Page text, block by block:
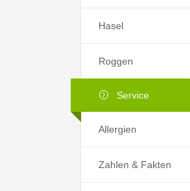
Hasel
Roggen
Service
Allergien
Zahlen & Fakten